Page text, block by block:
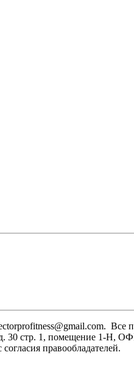
Все
д. 30 стр. 1, помещение 1-Н,
правообладателей.